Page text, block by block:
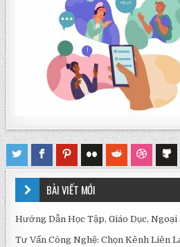
BÀI VIẾT MỚI
Hướng Dẫn Học Tập, Giáo Dục,
Tư Vấn Công Nghệ: Chọn Kênh Liên